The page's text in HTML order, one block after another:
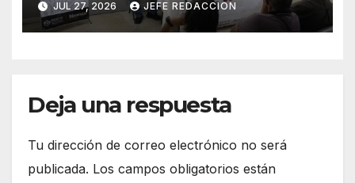
JUL 27, 2026 JEFE REDACCION
Deja una respuesta
Tu dirección de correo electrónico no será
publicada. Los campos obligatorios están